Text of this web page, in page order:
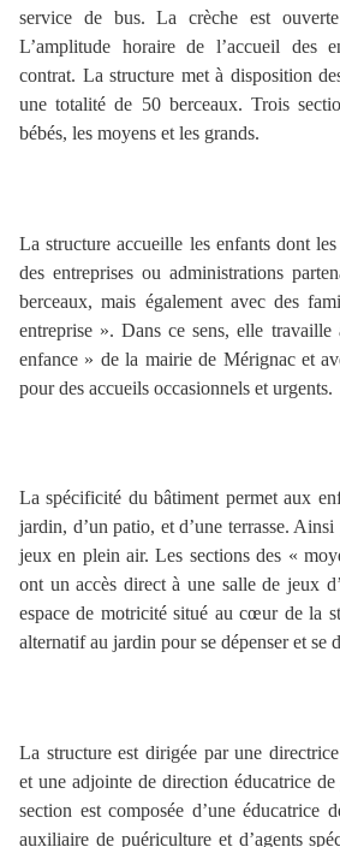
service de bus. La crèche est
L’amplitude horaire de l’accueil des
contrat. La structure met à disposition
une totalité de 50 berceaux. Trois
bébés, les moyens et les grands.
La structure accueille les enfants dont
des entreprises ou administrations
berceaux, mais également avec des
entreprise ». Dans ce sens, elle
enfance » de la mairie de Mérignac et
pour des accueils occasionnels et urgents.
La spécificité du bâtiment permet aux
jardin, d’un patio, et d’une terrasse.
jeux en plein air. Les sections des «
ont un accès direct à une salle de jeux
espace de motricité situé au cœur de la
alternatif au jardin pour se dépenser et se
La structure est dirigée par une
et une adjointe de direction éducatrice
section est composée d’une éducatrice
auxiliaire de puériculture et d’agents